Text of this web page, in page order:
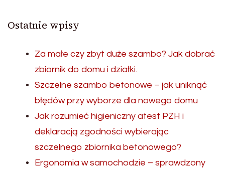
Ostatnie wpisy
Za małe czy zbyt duże szambo? Jak dobrać
zbiornik do domu i działki.
Szczelne szambo betonowe – jak uniknąć
błędów przy wyborze dla nowego domu
Jak rozumieć higieniczny atest PZH i
deklaracją zgodności wybierając
szczelnego zbiornika betonowego?
Ergonomia w samochodzie – sprawdzony